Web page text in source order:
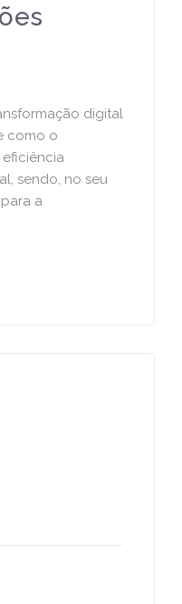
digital
como o
sendo, no seu
a
e